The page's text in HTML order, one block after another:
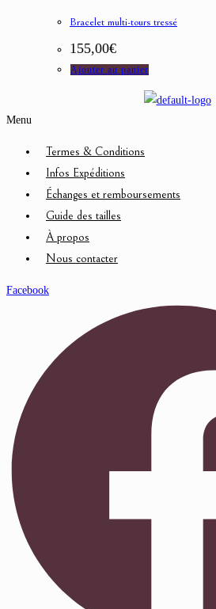
Bracelet multi-tours tressé
155,00€
Ajouter au panier
Menu
Termes & Conditions
Infos Expéditions
Échanges et remboursements
Guide des tailles
À propos
Nous contacter
Facebook